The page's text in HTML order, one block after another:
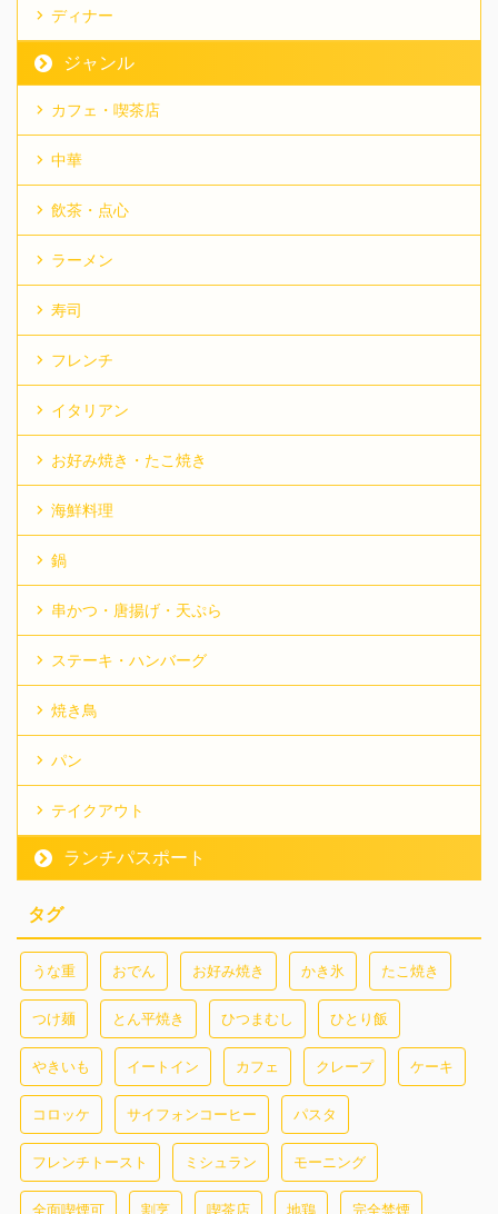
ディナー
ジャンル
カフェ・喫茶店
中華
飲茶・点心
ラーメン
寿司
フレンチ
イタリアン
お好み焼き・たこ焼き
海鮮料理
鍋
串かつ・唐揚げ・天ぷら
ステーキ・ハンバーグ
焼き鳥
パン
テイクアウト
ランチパスポート
タグ
うな重 おでん お好み焼き かき氷 たこ焼き
つけ麺 とん平焼き ひつまむし ひとり飯
やきいも イートイン カフェ クレープ ケーキ
コロッケ サイフォンコーヒー パスタ
フレンチトースト ミシュラン モーニング
全面喫煙可 割烹 喫茶店 地鶏 完全禁煙